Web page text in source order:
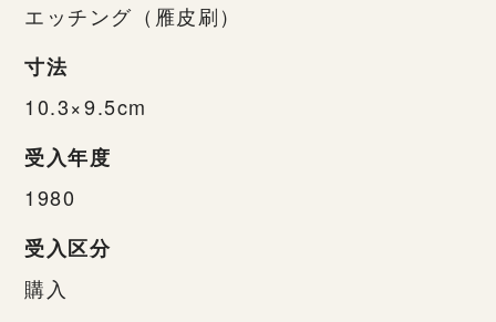
エッチング（雁皮刷）
寸法
10.3×9.5cm
受入年度
1980
受入区分
購入